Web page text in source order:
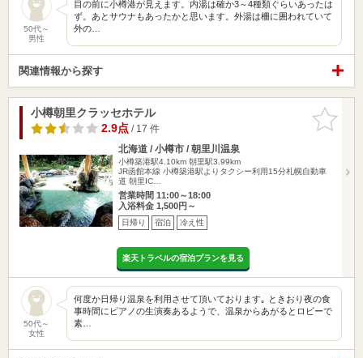
50代～
男性
目の前に小樽港が見えます。内湯は確か3～4種類ぐらいあったは
ず。あとサウナもあったかと思います。外湯は柵に囲われていて
外の…
関連情報から探す
お気に入
りに追加
小樽朝里クラッセホテル
2.9点/ 17 件
北海道 / 小樽市 / 朝里川温泉
小樽築港駅4.10km 朝里駅3.99km
JR函館本線 小樽築港駅よりタクシー利用15分札幌自動車
道 朝里IC…
営業時間 11:00～18:00
入浴料金 1,500円～
日帰り 宿泊 冷え性
楽天トラベルの宿泊プランを見る
50代～
女性
何度か日帰り温泉を利用させて頂いております｡ ときおり夜の食
事時間にピアノの生演奏あるようで、温泉からあがるとロビーで
素…